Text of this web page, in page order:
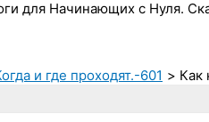
для Начинающих с Нуля.
и где проходят.-601 Как